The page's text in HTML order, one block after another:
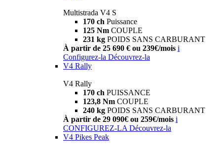
Multistrada V4 S
170 ch Puissance
125 Nm COUPLE
231 kg POIDS SANS CARBURANT
À partir de 25 690 € ou 239€/mois i
Configurez-la Découvrez-la
V4 Rally
V4 Rally
170 ch PUISSANCE
123,8 Nm COUPLE
240 kg POIDS SANS CARBURANT
À partir de 29 090€ ou 259€/mois i
CONFIGUREZ-LA Découvrez-la
V4 Pikes Peak